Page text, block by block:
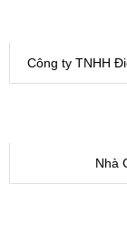
Công ty TNHH
Nhà